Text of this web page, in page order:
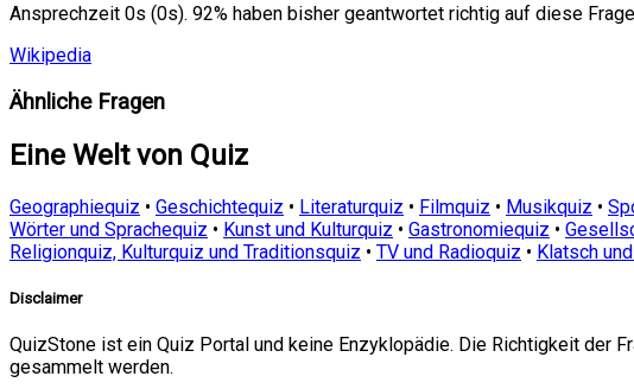
Ansprechzeit 0s (0s). 92% haben bisher geantwortet richtig auf diese
Wikipedia
Ähnliche Fragen
Eine Welt von Quiz
Geographiequiz • Geschichtequiz • Literaturquiz • Filmquiz • Musikquiz •
Wörter und Sprachequiz • Kunst und Kulturquiz • Gastronomiequiz •
Religionquiz, Kulturquiz und Traditionsquiz • TV und Radioquiz • Klatsch
Disclaimer
QuizStone ist ein Quiz Portal und keine Enzyklopädie. Die Richtigkeit der
gesammelt werden.